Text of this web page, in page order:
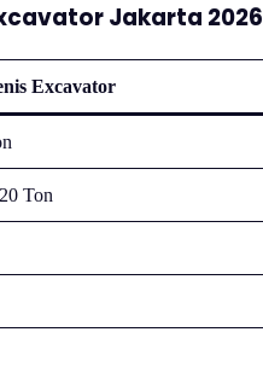
Jakarta 2026
Excavator
Ton